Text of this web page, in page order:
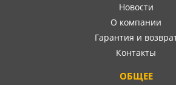
Новости
О компании
Гарантия и
Контакты
ОБЩЕЕ